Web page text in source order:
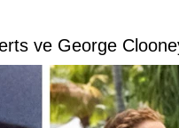
ve George